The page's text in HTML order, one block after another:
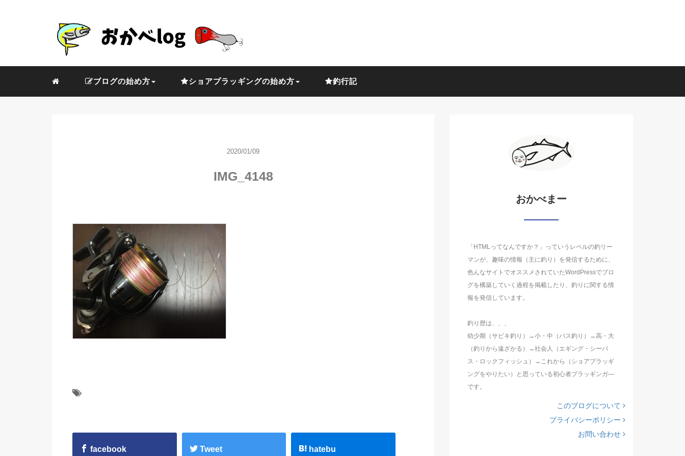
ブログの始め方 ショアプラッギングの始め方 釣行記
2020/01/09
IMG_4148
facebook Tweet hatebu
おかべまー
「HTMLってなんですか？」っていうレベルの釣リー
マンが、趣味の情報（主に釣り）を発信するために、
色んなサイトでオススメされていたWordPressでブロ
グを構築していく過程を掲載したり、釣りに関する情
報を発信しています。
釣り歴は、、、
幼少期（サビキ釣り）→小・中（バス釣り）→高・大
（釣りから遠ざかる）→社会人（エギング・シーバ
ス・ロックフィッシュ）→これから（ショアプラッギ
ングをやりたい）と思っている初心者プラッギンガ―
です。
このブログについて
プライバシーポリシー
お問い合わせ